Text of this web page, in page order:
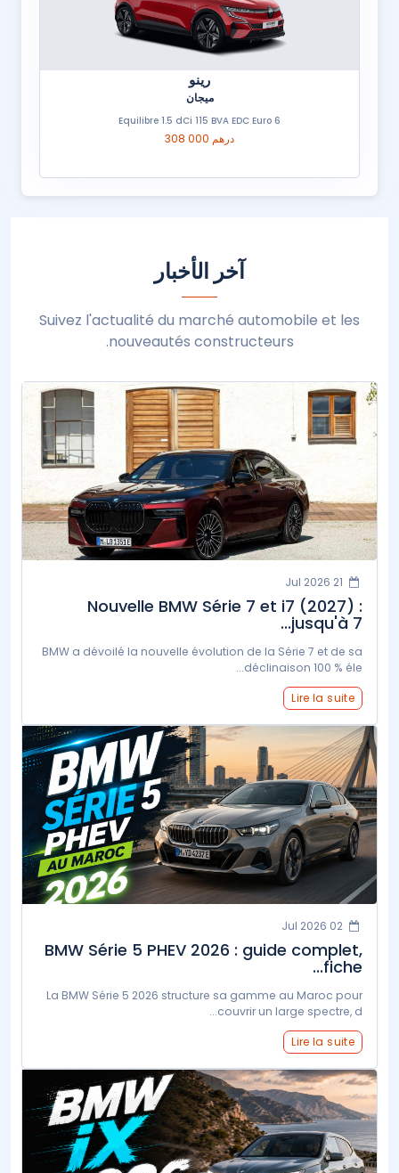
رينو
ميجان
Equilibre 1.5 dCi 115 BVA EDC Euro 6
308 000 درهم
آخر الأخبار
Suivez l'actualité du marché automobile et les
nouveautés constructeurs.
Nouvelle BMW Série 7 et i7 (2027) :
jusqu'à 7...
BMW a dévoilé la nouvelle évolution de la Série 7 et de sa
déclinaison 100 % éle...
Lire la suite
BMW Série 5 PHEV 2026 : guide complet,
fiche...
La BMW Série 5 2026 structure sa gamme au Maroc pour
couvrir un large spectre, d...
Lire la suite